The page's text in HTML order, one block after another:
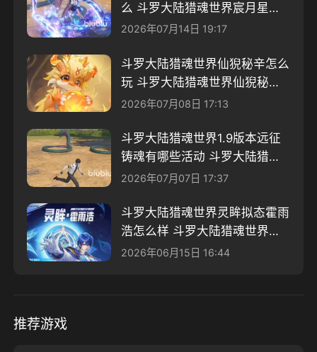
么 斗罗大陆猎魂世界宸月星弦
介绍
2026年07月14日 19:17
斗罗大陆猎魂世界仙猊秘辛怎么
玩 斗罗大陆猎魂世界仙猊秘辛
介绍
2026年07月08日 17:13
斗罗大陆猎魂世界1.9版本远征
铸魂有哪些活动 斗罗大陆猎魂
世界版本介绍
2026年07月07日 17:37
斗罗大陆猎魂世界灵眸拟态霍雨
浩怎么样 斗罗大陆猎魂世界霍
雨浩介绍
2026年06月15日 16:44
推荐游戏